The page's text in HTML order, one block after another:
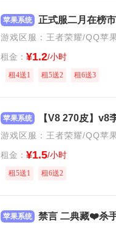
苹果系统
游戏区服：王者荣耀/QQ苹
租金： ¥1.2/小时
租4送1 租5送2 租6送3
苹果系统
游戏区服：王者荣耀/QQ苹
租金： ¥1.5/小时
租5送1 租6送2
苹果系统